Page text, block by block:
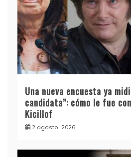
Una nueva encuesta ya
candidata”: cómo le fue
Kicillof
2 agosto, 2026